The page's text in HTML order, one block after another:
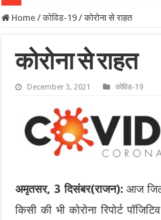
Home / कोविड-19 / कोरोना से राहत
कोरोना से राहत
December 3, 2021 कोविड-19
अमृतसर, 3 दिसंबर(राजन):आज जिले
किसी की भी कोरोना रिपोर्ट